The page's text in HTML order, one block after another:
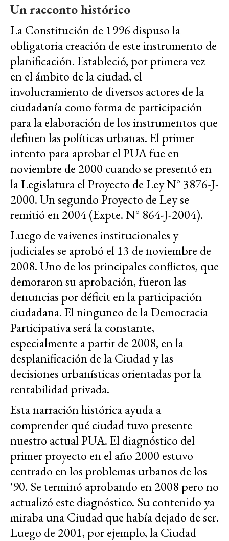
Un racconto histórico
La Constitución de 1996 dispuso la
obligatoria creación de este instrumento de
planificación. Estableció, por primera vez
en el ámbito de la ciudad, el
involucramiento de diversos actores de la
ciudadanía como forma de participación
para la elaboración de los instrumentos que
definen las políticas urbanas. El primer
intento para aprobar el PUA fue en
noviembre de 2000 cuando se presentó en
la Legislatura el Proyecto de Ley N° 3876-J-
2000. Un segundo Proyecto de Ley se
remitió en 2004 (Expte. N° 864-J-2004).
Luego de vaivenes institucionales y
judiciales se aprobó el 13 de noviembre de
2008. Uno de los principales conflictos, que
demoraron su aprobación, fueron las
denuncias por déficit en la participación
ciudadana. El ninguneo de la Democracia
Participativa será la constante,
especialmente a partir de 2008, en la
desplanificación de la Ciudad y las
decisiones urbanísticas orientadas por la
rentabilidad privada.
Esta narración histórica ayuda a
comprender qué ciudad tuvo presente
nuestro actual PUA. El diagnóstico del
primer proyecto en el año 2000 estuvo
centrado en los problemas urbanos de los
'90. Se terminó aprobando en 2008 pero no
actualizó este diagnóstico. Su contenido ya
miraba una Ciudad que había dejado de ser.
Luego de 2001, por ejemplo, la Ciudad